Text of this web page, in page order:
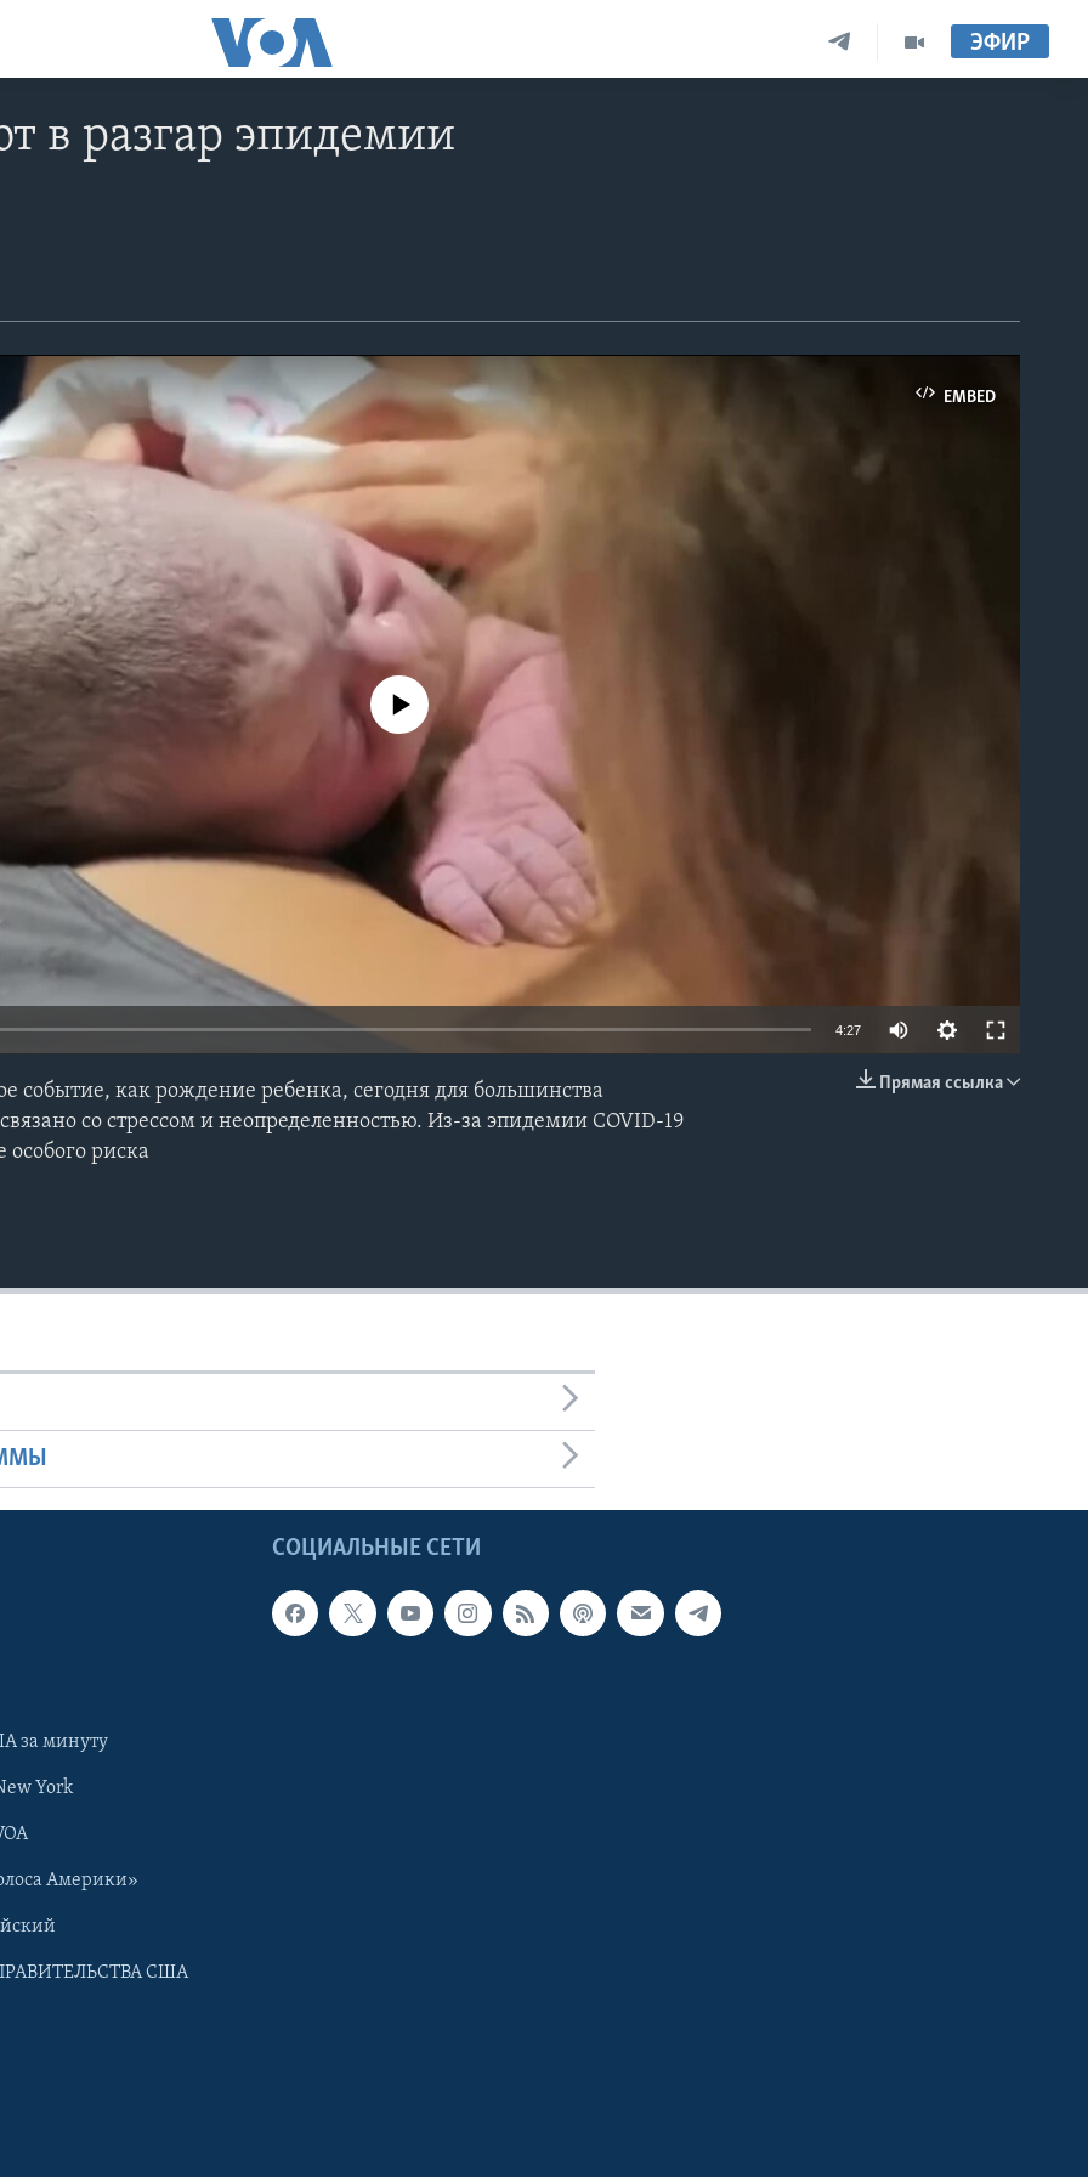
ЭФИР
в разгар эпидемии
EMBED
No media source currently available
4:27
Прямая ссылка
событие, как рождение ребенка, сегодня для большинства
со стрессом и неопределенностью. Из-за эпидемии COVID-19
особого риска
СОЦИАЛЬНЫЕ СЕТИ
за минуту
York
Америки»
США